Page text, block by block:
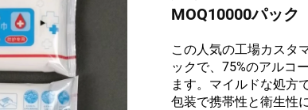
MOQ10000パック
この人気の工場カスタ
ックで、75%のアルコ
ます。マイルドな処方
包装で携帯性と衛生性